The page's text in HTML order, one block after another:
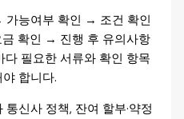
가능여부 확인 → 조건 확인
확인 → 진행 후 유의사항
다 필요한 서류와 확인 항목
합니다.
신사 정책, 잔여 할부·약정